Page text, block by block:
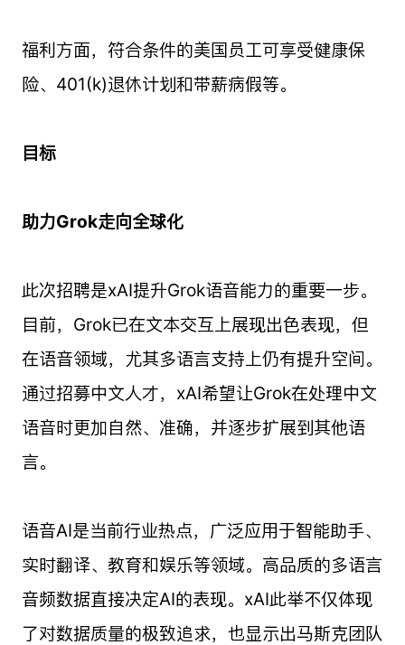
福利方面，符合条件的美国员工可享受健康保
险、401(k)退休计划和带薪病假等。
目标
助力Grok走向全球化
此次招聘是xAI提升Grok语音能力的重要一步。
目前，Grok已在文本交互上展现出色表现，但
在语音领域，尤其多语言支持上仍有提升空间。
通过招募中文人才，xAI希望让Grok在处理中文
语音时更加自然、准确，并逐步扩展到其他语
言。
语音AI是当前行业热点，广泛应用于智能助手、
实时翻译、教育和娱乐等领域。高品质的多语言
音频数据直接决定AI的表现。xAI此举不仅体现
了对数据质量的极致追求，也显示出马斯克团队